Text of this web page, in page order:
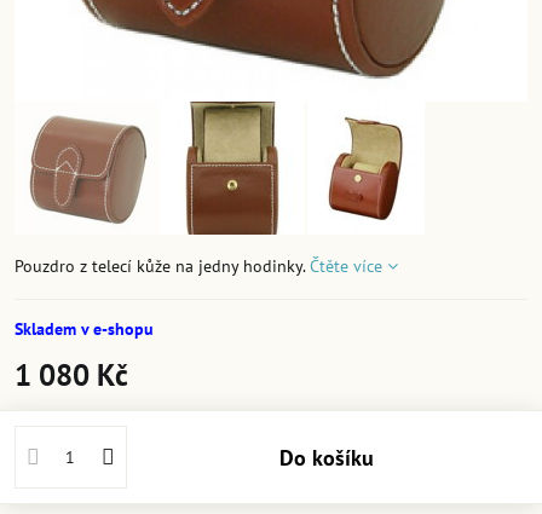
Pouzdro z telecí kůže na jedny hodinky.Čtěte více
Skladem v e-shopu
1 080 Kč
Do košíku